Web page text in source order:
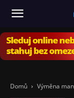
PřehrajSeriály.cz
Domů Výměna